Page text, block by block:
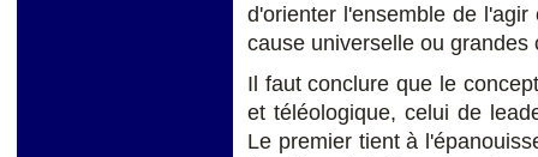
d'orienter l'ensemble de
cause universelle ou grandes
Il faut conclure que le
et téléologique, celui de
Le premier tient à